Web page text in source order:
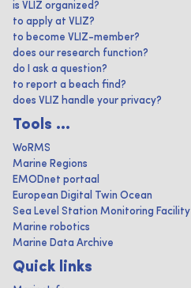
is VLIZ organized?
to apply at VLIZ?
to become VLIZ-member?
does our research function?
do I ask a question?
to report a beach find?
does VLIZ handle your privacy?
Tools ...
WoRMS
Marine Regions
EMODnet portaal
European Digital Twin Ocean
Sea Level Station Monitoring Facility
Marine robotics
Marine Data Archive
Quick links